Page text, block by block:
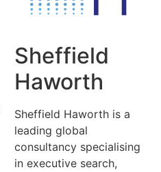
Sheffield
Haworth
Sheffield Haworth is a
leading global
consultancy specialising
in executive search,